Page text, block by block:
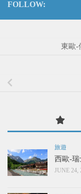
FOLLOW:
東歐-
旅遊
西歐-瑞
JUNE 24,